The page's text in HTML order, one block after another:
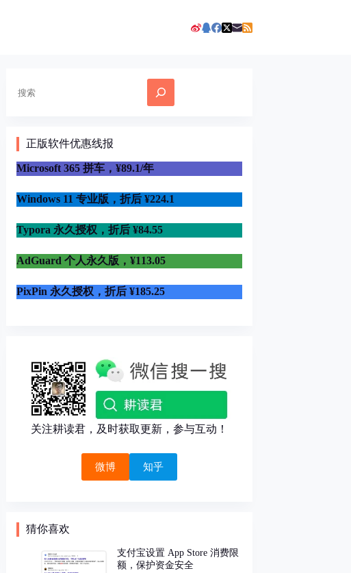
索
正版软件优惠线报
Microsoft 365 拼车，¥89.1/年
Windows 11 专业版，折后 ¥224.1
Typora 永久授权，折后 ¥84.55
AdGuard 个人永久版，¥113.05
PixPin 永久授权，折后 ¥185.25
关注耕读君，及时获取更新，参与互动！
微博 知乎
猜你喜欢
支付宝设置 App Store 消费限
额，保护资金安全